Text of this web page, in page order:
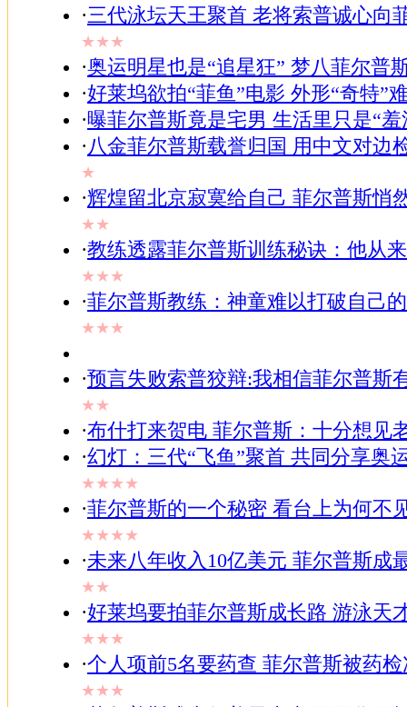
·三代泳坛天王聚首 老将索普诚心向
★★★
·奥运明星也是“追星狂” 梦八菲尔普
·好莱坞欲拍“菲鱼”电影 外形“奇特”
·曝菲尔普斯竟是宅男 生活里只是“羞
·八金菲尔普斯载誉归国 用中文对边
★
·辉煌留北京寂寞给自己 菲尔普斯悄
★★
·教练透露菲尔普斯训练秘诀：他从
★★★
·菲尔普斯教练：神童难以打破自己
★★★
·预言失败索普狡辩:我相信菲尔普斯
★★
·布什打来贺电 菲尔普斯：十分想见
·幻灯：三代“飞鱼”聚首 共同分享奥
★★★★
·菲尔普斯的一个秘密 看台上为何不
★★★★
·未来八年收入10亿美元 菲尔普斯成
★★
·好莱坞要拍菲尔普斯成长路 游泳天
★★★
·个人项前5名要药查 菲尔普斯被药
★★★